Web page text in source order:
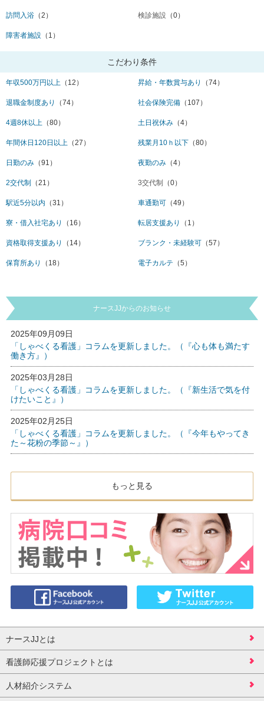
訪問入浴 （2） 検診施設 （0）
障害者施設 （1）
こだわり条件
年収500万円以上 （12） 昇給・年数賞与あり （74）
退職金制度あり （74） 社会保険完備 （107）
4週8休以上 （80） 土日祝休み （4）
年間休日120日以上 （27） 残業月10ｈ以下 （80）
日勤のみ （91） 夜勤のみ （4）
2交代制 （21） 3交代制 （0）
駅近5分以内 （31） 車通勤可 （49）
寮・借入社宅あり （16） 転居支援あり （1）
資格取得支援あり （14） ブランク・未経験可 （57）
保育所あり （18） 電子カルテ （5）
ナースJJからのお知らせ
2025年09月09日
「しゃべくる看護」コラムを更新しました。（『心も体も満たす
働き方』）
2025年03月28日
「しゃべくる看護」コラムを更新しました。（『新生活で気を付
けたいこと』）
2025年02月25日
「しゃべくる看護」コラムを更新しました。（『今年もやってき
た～花粉の季節～』）
もっと見る
ナースJJとは
看護師応援プロジェクトとは
人材紹介システム